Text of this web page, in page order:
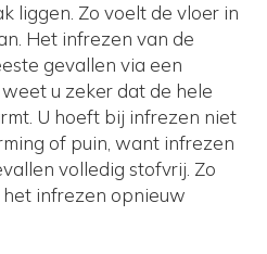
liggen. Zo voelt de vloer in
Het infrezen van de
gevallen via een
u zeker dat de hele
U hoeft bij infrezen niet
of puin, want infrezen
volledig stofvrij. Zo
het infrezen opnieuw